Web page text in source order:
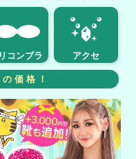
コンブラ アクセ
価格！